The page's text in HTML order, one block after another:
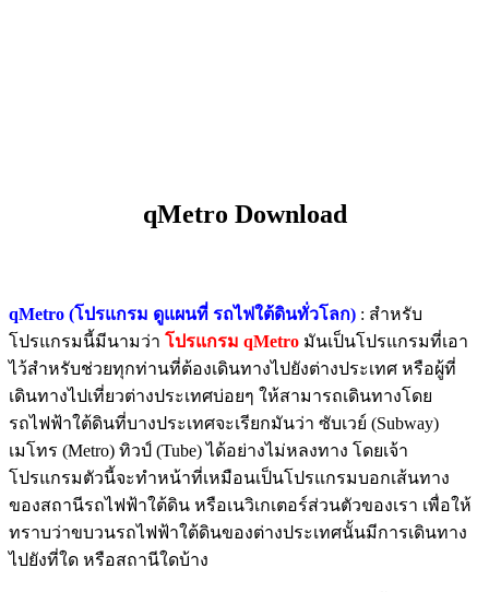
qMetro Download
qMetro (โปรแกรม ดูแผนที่ รถไฟใต้ดินทั่วโลก) : สำหรับ
โปรแกรมนี้มีนามว่า โปรแกรม qMetro มันเป็นโปรแกรมที่เอา
ไว้สำหรับช่วยทุกท่านที่ต้องเดินทางไปยังต่างประเทศ หรือผู้ที่
เดินทางไปเที่ยวต่างประเทศบ่อยๆ ให้สามารถเดินทางโดย
รถไฟฟ้าใต้ดินที่บางประเทศจะเรียกมันว่า ซับเวย์ (Subway)
เมโทร (Metro) ทิวป์ (Tube) ได้อย่างไม่หลงทาง โดยเจ้า
โปรแกรมตัวนี้จะทำหน้าที่เหมือนเป็นโปรแกรมบอกเส้นทาง
ของสถานีรถไฟฟ้าใต้ดิน หรือเนวิเกเตอร์ส่วนตัวของเรา เพื่อให้
ทราบว่าขบวนรถไฟฟ้าใต้ดินของต่างประเทศนั้นมีการเดินทาง
ไปยังที่ใด หรือสถานีใดบ้าง